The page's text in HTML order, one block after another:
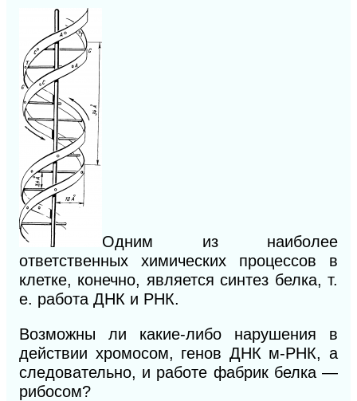
Одним из наиболее
ответственных химических процессов в
клетке, конечно, является синтез белка, т.
е. работа ДНК и РНК.
Возможны ли какие-либо нарушения в
действии хромосом, генов ДНК м-РНК, а
следовательно, и работе фабрик белка —
рибосом?